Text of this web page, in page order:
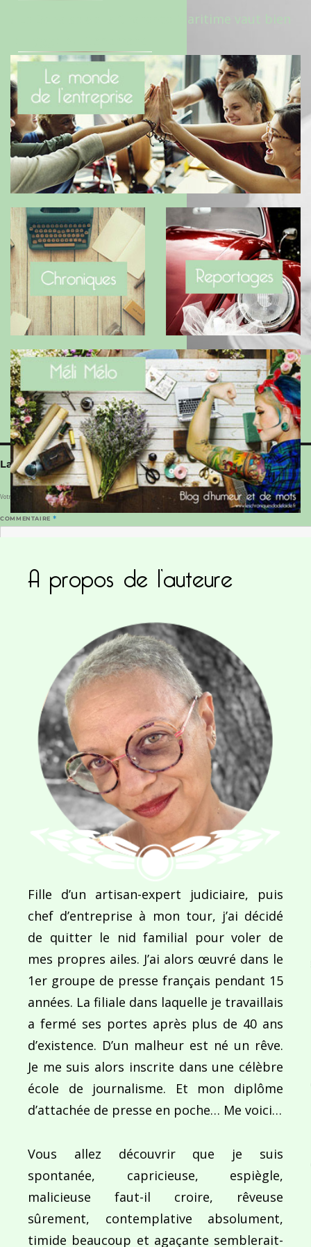
Laisser un commentaire
Votre adresse e-mail ne sera pas publiée. Les champs obligatoires sont indiqués avec*
COMMENTAIRE *
Enregistrer mon nom, mon e-mail et mon site dans le navigateur pour mon prochain commentaire.
Ce site utilise Akismet pour réduire les
commentaires sont traitées.
Navigation
l’article
PUBLIÉ DANS
Le Benaise de la Charente-Maritime vaut bien
A propos de l’auteure
Fille d’un artisan-expert judiciaire, puis
chef d’entreprise à mon tour, j’ai décidé
de quitter le nid familial pour voler de
mes propres ailes. J’ai alors œuvré dans le
1er groupe de presse français pendant 15
années. La filiale dans laquelle je travaillais
a fermé ses portes après plus de 40 ans
d’existence. D’un malheur est né un rêve.
Je me suis alors inscrite dans une célèbre
école de journalisme. Et mon diplôme
d’attachée de presse en poche… Me voici…
Vous allez découvrir que je suis
spontanée, capricieuse, espiègle,
malicieuse faut-il croire, rêveuse
sûrement, contemplative absolument,
timide beaucoup et agaçante semblerait-